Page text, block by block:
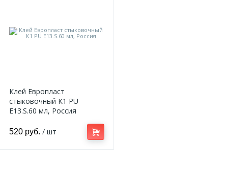
Клей Европласт
стыковочный К1 PU
E13.S.60 мл, Россия
520 руб. / шт